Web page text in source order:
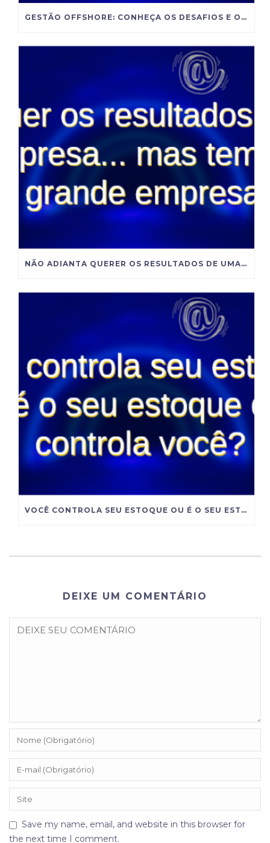
GESTÃO OFFSHORE: CONHEÇA OS DESAFIOS E OPORTUNIDADES DESSA CARREIRA NA NUTRIÇÃO
NÃO ADIANTA QUERER OS RESULTADOS DE UMA GRANDE EMPRESA SE VOCÊ INSISTE EM ADMINISTRAR COMO UMA PEQUENA
VOCÊ CONTROLA SEU ESTOQUE OU É O SEU ESTOQUE QUE CONTROLA VOCÊ?
DEIXE UM COMENTÁRIO
Save my name, email, and website in this browser for
the next time I comment.